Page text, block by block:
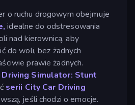
o ruchu drogowym obejmuje
idealne do odstresowania
nad kierownicą, aby
do woli, bez żadnych
prawie żadnych.
Driving Simulator: Stunt
serii City Car Driving
jeśli chodzi o emocje.